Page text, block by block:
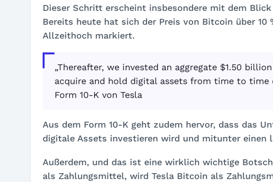
Dieser Schritt erscheint insbesondere mit dem
Bereits heute hat sich der Preis von Bitcoin über 10
Allzeithoch markiert.
„Thereafter, we invested an aggregate $1.50
acquire and hold digital assets from time to time
Form 10-K von Tesla
Aus dem Form 10-K geht zudem hervor, dass das
digitale Assets investieren wird und mitunter einen
Außerdem, und das ist eine wirklich wichtige
als Zahlungsmittel, wird Tesla Bitcoin als